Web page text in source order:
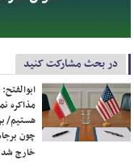
در بحث مشارکت کنید
مذاکره
هستیم/
چون
خارج شد